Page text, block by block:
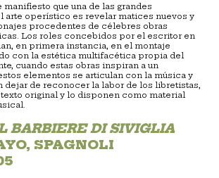
que una de las grandes
arte operístico es revelar matices nuevos y
procedentes de célebres obras
Los roles concebidos por el escritor en
en primera instancia, en el montaje
con la estética multifacética propia del
cuando estas obras inspiran a un
elementos se articulan con la música y
dejar de reconocer la labor de los libretistas,
original y lo disponen como material
BARBIERE DI SIVIGLIA
SPAGNOLI